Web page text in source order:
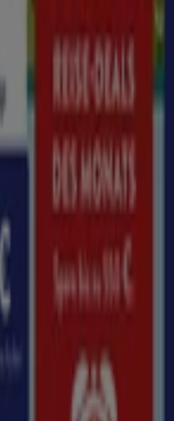
UCI
in Dresden
UCI
in Bochum
UCI
in Paderborn
Flensburg
UCI
in Cottbus
Tech-Unternehmen,
erfindet.